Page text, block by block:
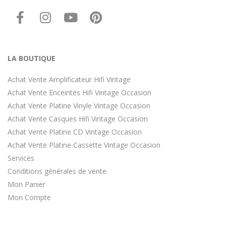
LA BOUTIQUE
Achat Vente Amplificateur Hifi Vintage
Achat Vente Enceintes Hifi Vintage Occasion
Achat Vente Platine Vinyle Vintage Occasion
Achat Vente Casques Hifi Vintage Occasion
Achat Vente Platine CD Vintage Occasion
Achat Vente Platine Cassette Vintage Occasion
Services
Conditions générales de vente
Mon Panier
Mon Compte